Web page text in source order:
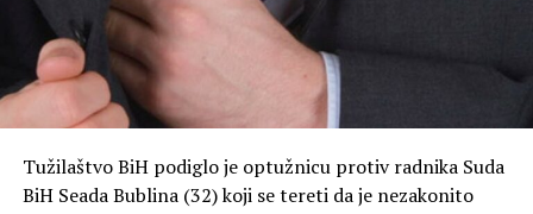
podignuta optužnica.
Tužilaštvo BiH podiglo je optužnicu protiv radnika Suda
BiH Seada Bublina (32) koji se tereti da je nezakonito